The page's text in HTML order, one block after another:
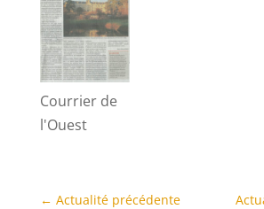
Courrier de
l'Ouest
← Actualité précédente